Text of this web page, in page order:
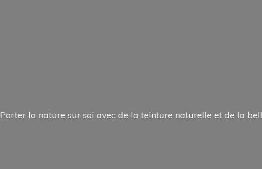
Porter la nature sur soi avec de la teinture naturelle et de la